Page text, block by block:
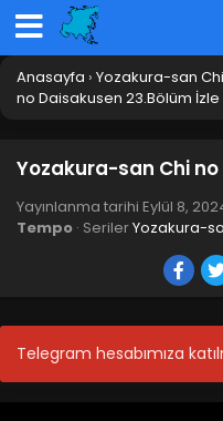
Anasayfa › Yozakura-san
no Daisakusen 23.Bölüm İzle
Yozakura-san Chi
Yayınlanma tarihi Eylül 8,
Tempo · SerilerYozakura-
Telegram hesabımıza